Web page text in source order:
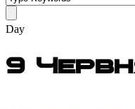
Day
9